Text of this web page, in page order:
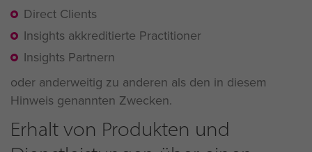
Direct Clients
Insights akkreditierte Practitioner
Insights Partnern
oder anderweitig zu anderen als den in diesem
Hinweis genannten Zwecken.
Erhalt von Produkten und